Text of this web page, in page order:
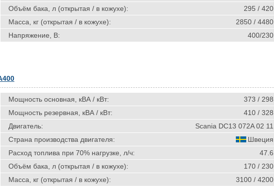
Объём бака, л (открытая / в кожухе):
295 / 420
Масса, кг (открытая / в кожухе):
2850 / 4480
Напряжение, В:
400/230
Мощность основная, кВА / кВт:
373 / 298
Мощность резервная, кВА / кВт:
410 / 328
Двигатель:
Scania DC13 072A 02 11
Страна производства двигателя:
Швеция
Расход топлива при 70% нагрузке, л/ч:
47.6
Объём бака, л (открытая / в кожухе):
170 / 230
Масса, кг (открытая / в кожухе):
3100 / 4200